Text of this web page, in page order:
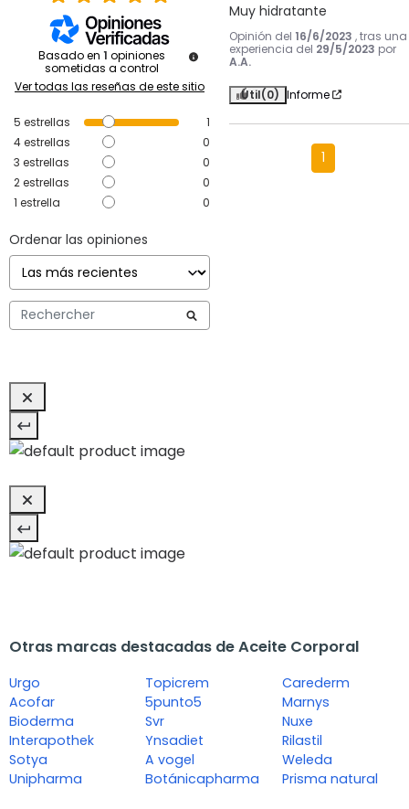
Basado en 1 opiniones
sometidas a control
Ver todas las reseñas de este sitio
5 estrellas
1
4estrellas
0
3 estrellas
0
2estrellas
0
1 estrella 0
Ordenar las opiniones
Muy hidratante
Opinión del 16/6/2023 , tras una
experiencia del 29/5/2023 por
A.A.
Útil(0) Informe
1
Otras marcas destacadas de Aceite Corporal
Urgo
Acofar
Bioderma
Interapothek
Sotya
Unipharma
Topicrem
5punto5
Svr
Ynsadiet
A vogel
Botánicapharma
Carederm
Marnys
Nuxe
Rilastil
Weleda
Prisma natural